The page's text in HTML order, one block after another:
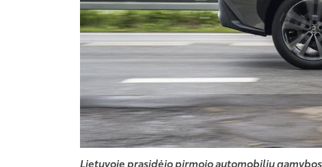
Lietuvoje prasidėjo pirmojo automobilių